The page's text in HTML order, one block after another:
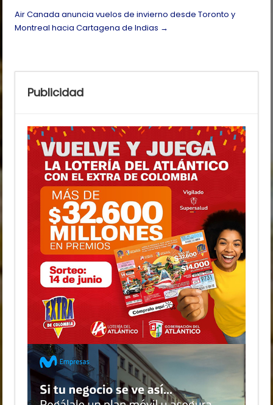
Air Canada anuncia vuelos de invierno desde Toronto y
Montreal hacia Cartagena de Indias →
Publicidad